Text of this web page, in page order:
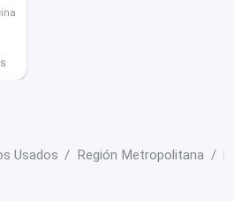
Usados Región Metropolitana